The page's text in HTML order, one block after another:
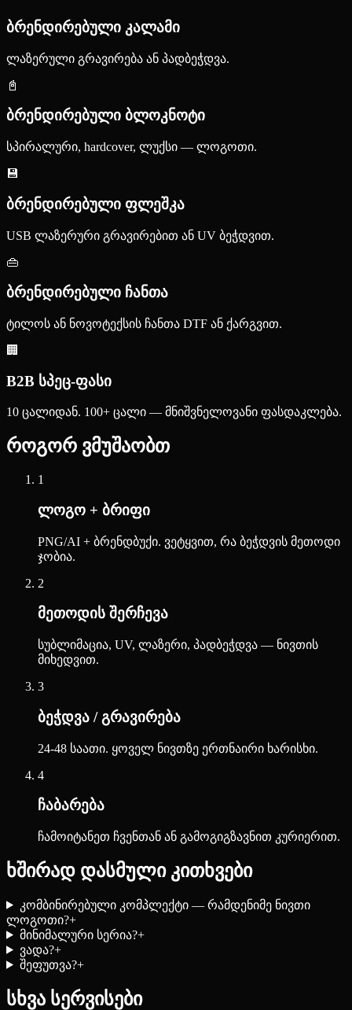
ბრენდირებული კალამი
ლაზერული გრავირება ან პადბეჭდვა.
📓
ბრენდირებული ბლოკნოტი
სპირალური, hardcover, ლუქსი — ლოგოთი.
💾
ბრენდირებული ფლეშკა
USB ლაზერური გრავირებით ან UV ბეჭდვით.
👜
ბრენდირებული ჩანთა
ტილოს ან ნოვოტექსის ჩანთა DTF ან ქარგვით.
🏢
B2B სპეც-ფასი
10 ცალიდან. 100+ ცალი — მნიშვნელოვანი ფასდაკლება.
როგორ ვმუშაობთ
1
ლოგო + ბრიფი
PNG/AI + ბრენდბუქი. ვეტყვით, რა ბეჭდვის მეთოდი
ჯობია.
2
მეთოდის შერჩევა
სუბლიმაცია, UV, ლაზერი, პადბეჭდვა — ნივთის
მიხედვით.
3
ბეჭდვა / გრავირება
24-48 საათი. ყოველ ნივთზე ერთნაირი ხარისხი.
4
ჩაბარება
ჩამოიტანეთ ჩვენთან ან გამოგიგზავნით კურიერით.
ხშირად დასმული კითხვები
კომბინირებული კომპლექტი — რამდენიმე ნივთი
ლოგოთი?+
მინიმალური სერია?+
ვადა?+
შეფუთვა?+
სხვა სერვისები